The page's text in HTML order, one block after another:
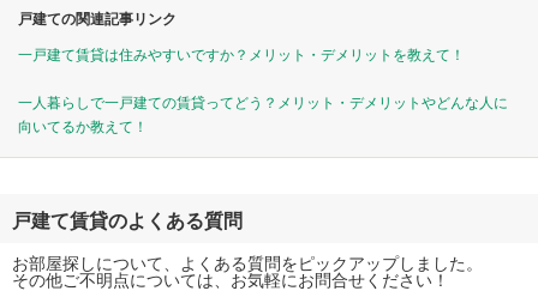
戸建ての関連記事リンク
一戸建て賃貸は住みやすいですか？メリット・デメリットを教えて！
一人暮らしで一戸建ての賃貸ってどう？メリット・デメリットやどんな人に
向いてるか教えて！
戸建て賃貸のよくある質問
お部屋探しについて、よくある質問をピックアップしました。
その他ご不明点については、お気軽にお問合せください！